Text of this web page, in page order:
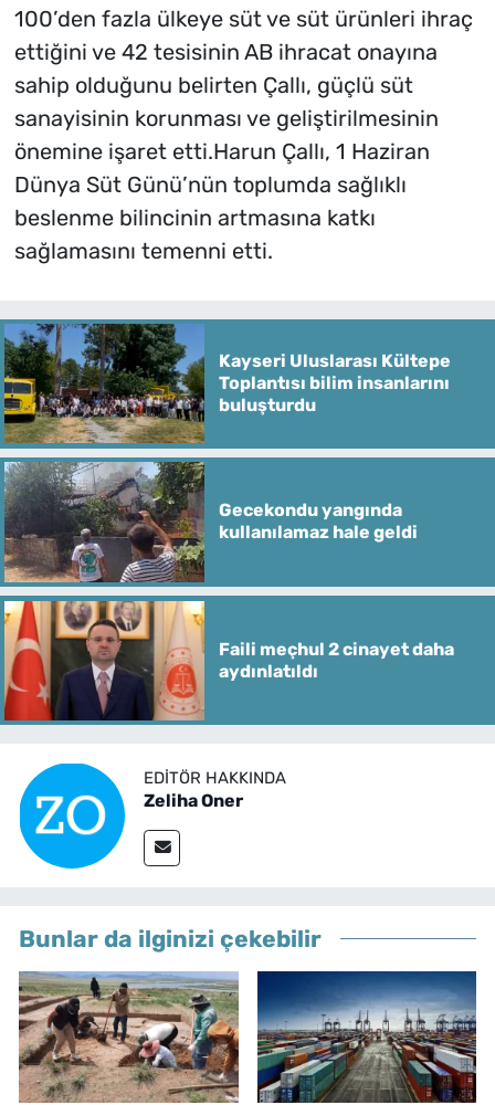
100’den fazla ülkeye süt ve süt ürünleri ihraç
ettiğini ve 42 tesisinin AB ihracat onayına
sahip olduğunu belirten Çallı, güçlü süt
sanayisinin korunması ve geliştirilmesinin
önemine işaret etti.Harun Çallı, 1 Haziran
Dünya Süt Günü’nün toplumda sağlıklı
beslenme bilincinin artmasına katkı
sağlamasını temenni etti.
Kayseri Uluslarası Kültepe
Toplantısı bilim insanlarını
buluşturdu
Gecekondu yangında
kullanılamaz hale geldi
Faili meçhul 2 cinayet daha
aydınlatıldı
EDITÖR HAKKINDA
Zeliha Oner
Bunlar da ilginizi çekebilir